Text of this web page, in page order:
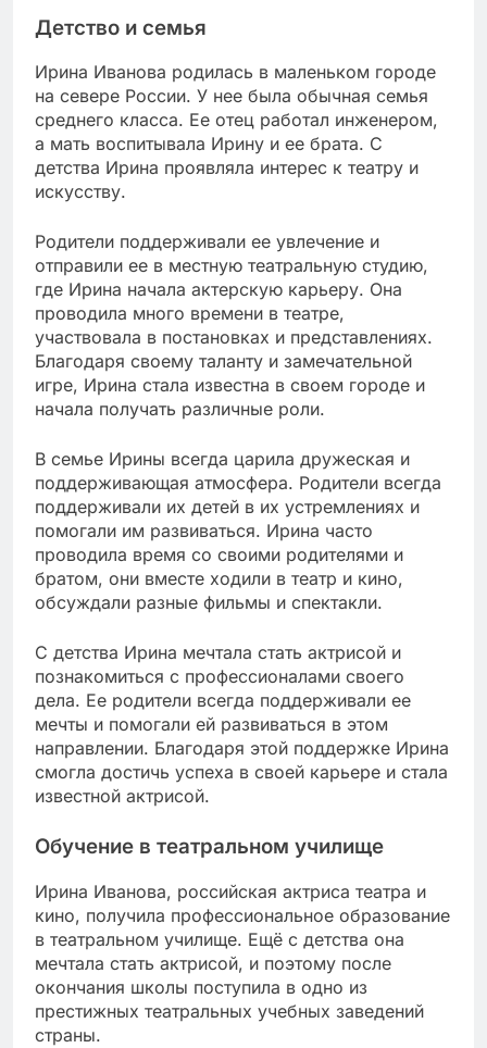
Детство и семья
Ирина Иванова родилась в маленьком городе
на севере России. У нее была обычная семья
среднего класса. Ее отец работал инженером,
а мать воспитывала Ирину и ее брата. С
детства Ирина проявляла интерес к театру и
искусству.
Родители поддерживали ее увлечение и
отправили ее в местную театральную студию,
где Ирина начала актерскую карьеру. Она
проводила много времени в театре,
участвовала в постановках и представлениях.
Благодаря своему таланту и замечательной
игре, Ирина стала известна в своем городе и
начала получать различные роли.
В семье Ирины всегда царила дружеская и
поддерживающая атмосфера. Родители всегда
поддерживали их детей в их устремлениях и
помогали им развиваться. Ирина часто
проводила время со своими родителями и
братом, они вместе ходили в театр и кино,
обсуждали разные фильмы и спектакли.
С детства Ирина мечтала стать актрисой и
познакомиться с профессионалами своего
дела. Ее родители всегда поддерживали ее
мечты и помогали ей развиваться в этом
направлении. Благодаря этой поддержке Ирина
смогла достичь успеха в своей карьере и стала
известной актрисой.
Обучение в театральном училище
Ирина Иванова, российская актриса театра и
кино, получила профессиональное образование
в театральном училище. Ещё с детства она
мечтала стать актрисой, и поэтому после
окончания школы поступила в одно из
престижных театральных учебных заведений
страны.